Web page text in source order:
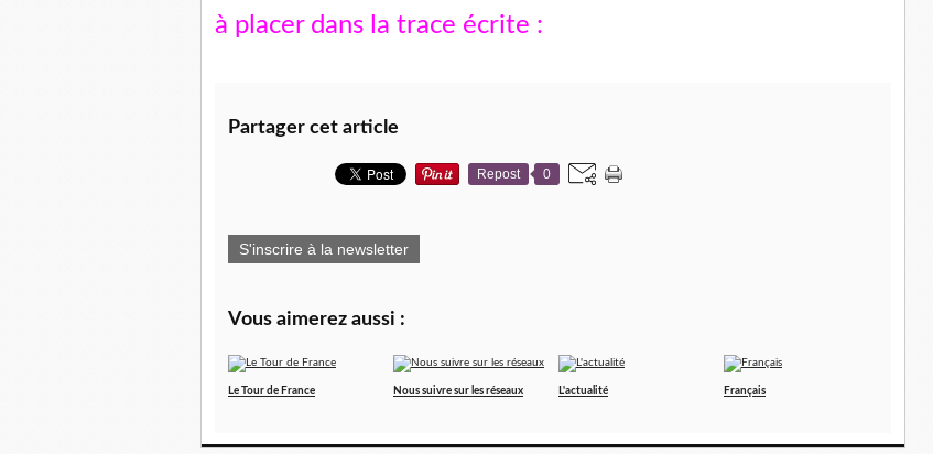
à placer dans la trace écrite :
Partager cet article
Repost 0
S'inscrire à la newsletter
Vous aimerez aussi :
Le Tour de France Nous suivre sur les réseaux L'actualité Français